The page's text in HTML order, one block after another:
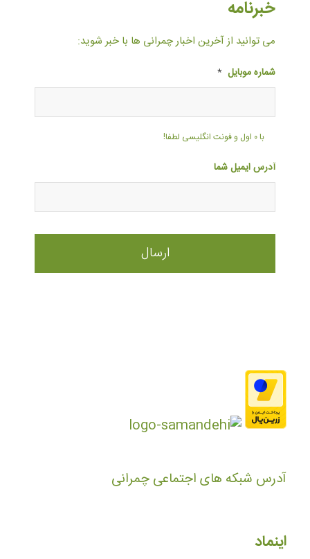
خبرنامه
می توانید از آخرین اخبار چمرانی ها با خبر شوید:
شماره موبایل *
با ۰ اول و فونت انگلیسی لطفا!
آدرس ایمیل شما
آدرس شبکه های اجتماعی چمرانی
اینماد